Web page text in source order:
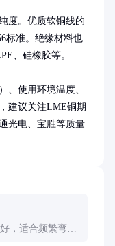
度。优质软铜线的
标准。绝缘材料也
、硅橡胶等。
、使用环境温度、
建议关注LME铜期
光电、宝胜等质量
，适合频繁弯曲